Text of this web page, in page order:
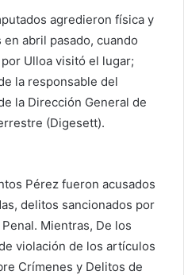
agredieron física y
abril pasado, cuando
Ulloa visitó el lugar;
la responsable del
la Dirección General de
(Digesett).
Pérez fueron acusados
delitos sancionados por
Mientras, De los
violación de los artículos
Crímenes y Delitos de